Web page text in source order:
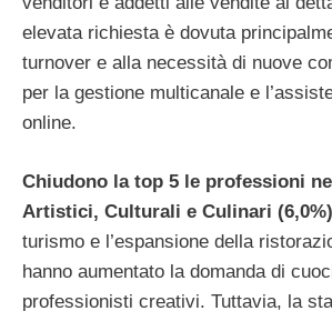
elevata richiesta è dovuta
turnover e alla necessità di nuove
per la gestione multicanale e
online.
Chiudono la top 5 le professioni
Artistici, Culturali e Culinari
turismo e l’espansione della
hanno aumentato la domanda di
professionisti creativi. Tuttavia, la